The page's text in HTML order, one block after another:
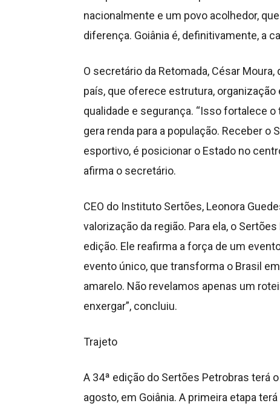
nacionalmente e um povo acolhedor,
diferença. Goiânia é, definitivamente, a
O secretário da Retomada, César
país, que oferece estrutura,
qualidade e segurança. “Isso fortalece
gera renda para a população. Receber
esportivo, é posicionar o Estado no
afirma o secretário.
CEO do Instituto Sertões, Leonora
valorização da região. Para ela, o
edição. Ele reafirma a força de um
evento único, que transforma o Brasil
amarelo. Não revelamos apenas um
enxergar”, concluiu.
Trajeto
A 34ª edição do Sertões Petrobras terá
agosto, em Goiânia. A primeira etapa